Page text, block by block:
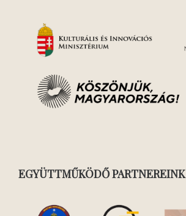
EGYÜTTMŰKÖDŐ PARTNEREINK